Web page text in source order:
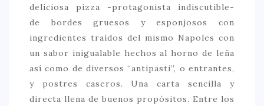
deliciosa pizza -protagonista indiscutible-
de bordes gruesos y esponjosos con
ingredientes traídos del mismo Napoles con
un sabor inigualable hechos al horno de leña
así como de diversos “antipasti”, o entrantes,
y postres caseros. Una carta sencilla y
directa llena de buenos propósitos. Entre los